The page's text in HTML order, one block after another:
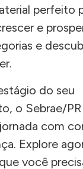
perfeito
e
e
do seu
o Sebrae/
com
Explore
você